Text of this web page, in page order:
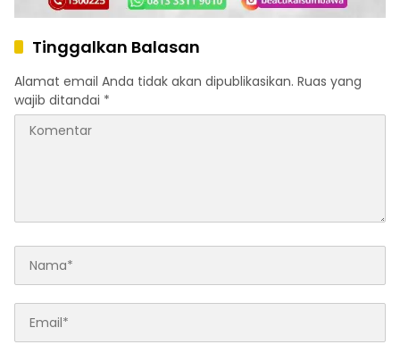
Tinggalkan Balasan
Alamat email Anda tidak akan dipublikasikan. Ruas yang
wajib ditandai *